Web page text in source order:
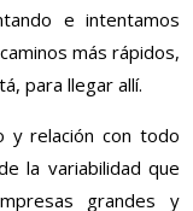
e intentamos
más rápidos,
para llegar allí.
y relación con todo
la variabilidad que
grandes y